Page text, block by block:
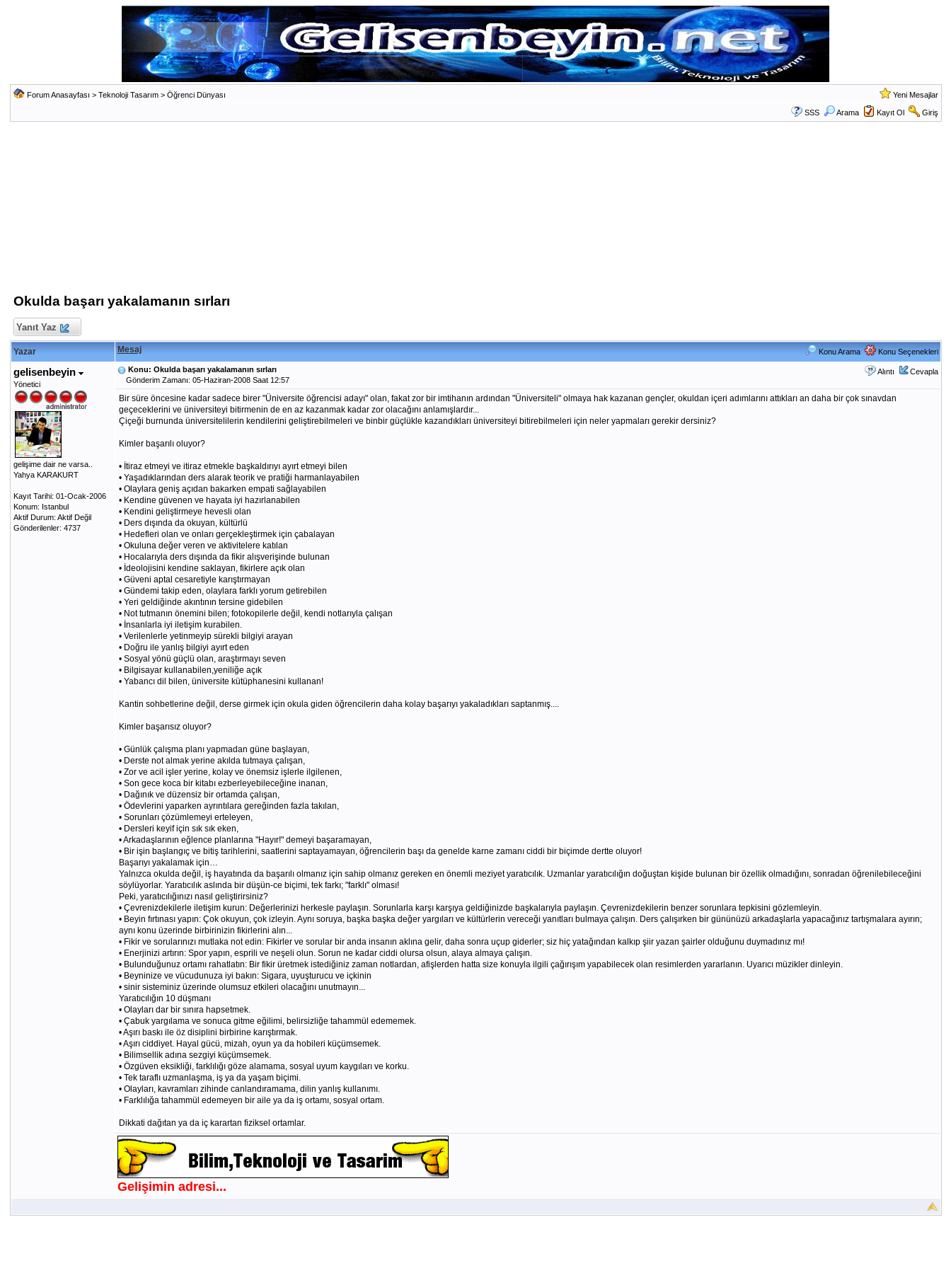
Forum Anasayfası > Teknoloji Tasarım> Öğrenci Dünyası Yeni Mesajlar
SSS Arama Kayıt Ol Giriş
Okulda başarı yakalamanın sırları
Yanıt Yaz
Yazar Mesaj Konu Arama Konu Seçenekleri
gelisenbeyin
Yönetici
gelişime dair ne varsa..
Yahya KARAKURT
Kayıt Tarihi: 01-Ocak-2006
Konum: Istanbul
Aktif Durum: Aktif Değil
Gönderilenler: 4737
Alıntı Cevapla
Konu: Okulda başarı yakalamanın sırları
Gönderim Zamanı: 05-Haziran-2008 Saat 12:57
Bir süre öncesine kadar sadece birer "Üniversite öğrencisi adayı" olan, fakat zor bir imtihanın ardından "Üniversiteli" olmaya hak kazanan gençler, okuldan içeri adımlarını attıkları an daha bir çok sınavdan
geçeceklerini ve üniversiteyi bitirmenin de en az kazanmak kadar zor olacağını anlamışlardır...
Çiçeği burnunda üniversitelilerin kendilerini geliştirebilmeleri ve binbir güçlükle kazandıkları üniversiteyi bitirebilmeleri için neler yapmaları gerekir dersiniz?
Kimler başarılı oluyor?
• İtiraz etmeyi ve itiraz etmekle başkaldırıyı ayırt etmeyi bilen
• Yaşadıklarından ders alarak teorik ve pratiği harmanlayabilen
• Olaylara geniş açıdan bakarken empati sağlayabilen
• Kendine güvenen ve hayata iyi hazırlanabilen
• Kendini geliştirmeye hevesli olan
• Ders dışında da okuyan, kültürlü
• Hedefleri olan ve onları gerçekleştirmek için çabalayan
• Okuluna değer veren ve aktivitelere katılan
• Hocalarıyla ders dışında da fikir alışverişinde bulunan
• İdeolojisini kendine saklayan, fikirlere açık olan
• Güveni aptal cesaretiyle karıştırmayan
• Gündemi takip eden, olaylara farklı yorum getirebilen
• Yeri geldiğinde akıntının tersine gidebilen
• Not tutmanın önemini bilen; fotokopilerle değil, kendi notlarıyla çalışan
• İnsanlarla iyi iletişim kurabilen.
• Verilenlerle yetinmeyip sürekli bilgiyi arayan
• Doğru ile yanlış bilgiyi ayırt eden
• Sosyal yönü güçlü olan, araştırmayı seven
• Bilgisayar kullanabilen,yeniliğe açık
• Yabancı dil bilen, üniversite kütüphanesini kullanan!
Kantin sohbetlerine değil, derse girmek için okula giden öğrencilerin daha kolay başarıyı yakaladıkları saptanmış....
Kimler başarısız oluyor?
• Günlük çalışma planı yapmadan güne başlayan,
• Derste not almak yerine akılda tutmaya çalışan,
• Zor ve acil işler yerine, kolay ve önemsiz işlerle ilgilenen,
• Son gece koca bir kitabı ezberleyebileceğine inanan,
• Dağınık ve düzensiz bir ortamda çalışan,
• Ödevlerini yaparken ayrıntılara gereğinden fazla takılan,
• Sorunları çözümlemeyi erteleyen,
• Dersleri keyif için sık sık eken,
• Arkadaşlarının eğlence planlarına "Hayır!" demeyi başaramayan,
• Bir işin başlangıç ve bitiş tarihlerini, saatlerini saptayamayan, öğrencilerin başı da genelde karne zamanı ciddi bir biçimde dertte oluyor!
Başarıyı yakalamak için…
Yalnızca okulda değil, iş hayatında da başarılı olmanız için sahip olmanız gereken en önemli meziyet yaratıcılık. Uzmanlar yaratıcılığın doğuştan kişide bulunan bir özellik olmadığını, sonradan öğrenilebileceğini
söylüyorlar. Yaratıcılık aslında bir düşün-ce biçimi, tek farkı; "farklı" olması!
Peki, yaratıcılığınızı nasıl geliştirirsiniz?
• Çevrenizdekilerle iletişim kurun: Değerlerinizi herkesle paylaşın. Sorunlarla karşı karşıya geldiğinizde başkalarıyla paylaşın. Çevrenizdekilerin benzer sorunlara tepkisini gözlemleyin.
• Beyin fırtınası yapın: Çok okuyun, çok izleyin. Aynı soruya, başka başka değer yargıları ve kültürlerin vereceği yanıtları bulmaya çalışın. Ders çalışırken bir gününüzü arkadaşlarla yapacağınız tartışmalara ayırın;
aynı konu üzerinde birbirinizin fikirlerini alın...
• Fikir ve sorularınızı mutlaka not edin: Fikirler ve sorular bir anda insanın aklına gelir, daha sonra uçup giderler; siz hiç yatağından kalkıp şiir yazan şairler olduğunu duymadınız mı!
• Enerjinizi artırın: Spor yapın, esprili ve neşeli olun. Sorun ne kadar ciddi olursa olsun, alaya almaya çalışın.
• Bulunduğunuz ortamı rahatlatın: Bir fikir üretmek istediğiniz zaman notlardan, afişlerden hatta size konuyla ilgili çağırışım yapabilecek olan resimlerden yararlanın. Uyarıcı müzikler dinleyin.
• Beyninize ve vücudunuza iyi bakın: Sigara, uyuşturucu ve içkinin
• sinir sisteminiz üzerinde olumsuz etkileri olacağını unutmayın...
Yaratıcılığın 10 düşmanı
• Olayları dar bir sınıra hapsetmek.
• Çabuk yargılama ve sonuca gitme eğilimi, belirsizliğe tahammül edememek.
• Aşırı baskı ile öz disiplini birbirine karıştırmak.
• Aşırı ciddiyet. Hayal gücü, mizah, oyun ya da hobileri küçümsemek.
• Bilimsellik adına sezgiyi küçümsemek.
• Özgüven eksikliği, farklılığı göze alamama, sosyal uyum kaygıları ve korku.
• Tek taraflı uzmanlaşma, iş ya da yaşam biçimi.
• Olayları, kavramları zihinde canlandıramama, dilin yanlış kullanımı.
• Farklılığa tahammül edemeyen bir aile ya da iş ortamı, sosyal ortam.
Dikkati dağıtan ya da iç karartan fiziksel ortamlar.
Gelişimin adresi...